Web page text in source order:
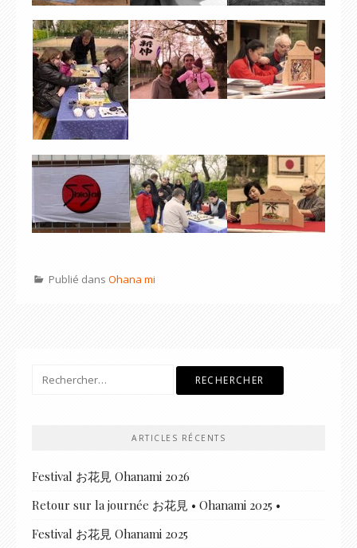
Publié dans Ohana mi
ARTICLES RÉCENTS
Festival お花見 Ohanami 2026
Retour sur la journée お花見 • Ohanami 2025 •
Festival お花見 Ohanami 2025